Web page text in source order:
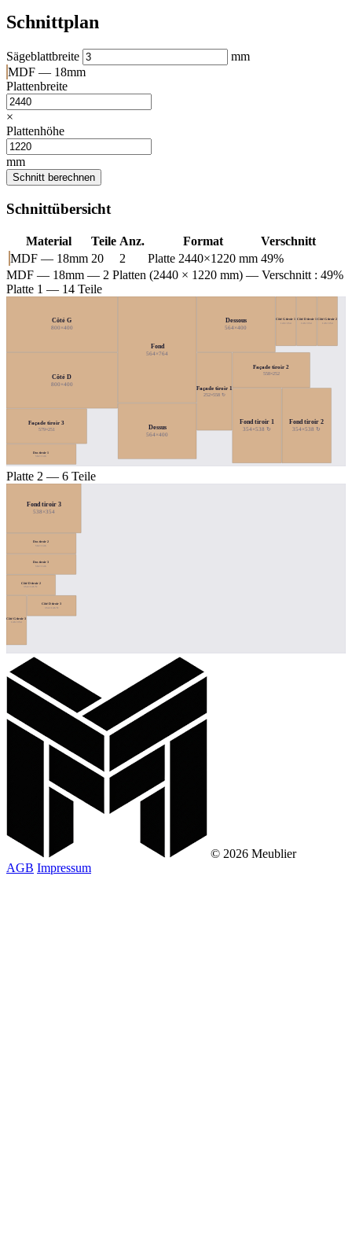
Schnittplan
Sägeblattbreite
mm
MDF — 18mm
Plattenbreite
×
Plattenhöhe
mm
Schnitt berechnen
Schnittübersicht
Material Teile Anz. Format
Verschnitt
MDF — 18mm 20 2 Platte 2440×1220 mm 49%
MDF — 18mm — 2 Platten (2440 × 1220 mm) — Verschnitt : 49%
Platte 1 — 14 Teile
Côté G
800×400
Côté D
800×400
Fond
564×764
Façade tiroir 3
579×251 Dessus
564×400
Dessous
564×400
Façade tiroir 1
252×558 ↻
Façade tiroir 2
558×252
Fond tiroir 1
354×538 ↻
Fond tiroir 2
354×538 ↻
Dos tiroir 1
Côté G tiroir 1
146×354
Côté D tiroir 1
146×354
Côté G tiroir 2
146×354
Platte 2 — 6 Teile
Fond tiroir 3
538×354
Dos tiroir 2
502×146
Dos tiroir 3
502×146
Côté D tiroir 2
354×146 ↻
Côté G tiroir 3
Côté D tiroir 3
354×146 ↻
© 2026 Meublier
AGB Impressum